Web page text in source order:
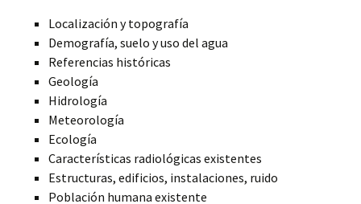
Localización y topografía
Demografía, suelo y uso del agua
Referencias históricas
Geología
Hidrología
Meteorología
Ecología
Características radiológicas existentes
Estructuras, edificios, instalaciones, ruido
Población humana existente